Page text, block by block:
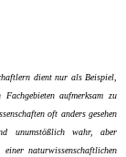
dient nur als Beispiel,
aufmerksam zu
oft anders gesehen
unumstößlich wahr, aber
naturwissenschaftlichen